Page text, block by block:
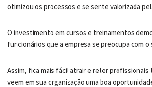
otimizou os processos e se sente valorizada
O investimento em cursos e treinamentos
funcionários que a empresa se preocupa com
Assim, fica mais fácil atrair e reter profissionais
veem em sua organização uma boa